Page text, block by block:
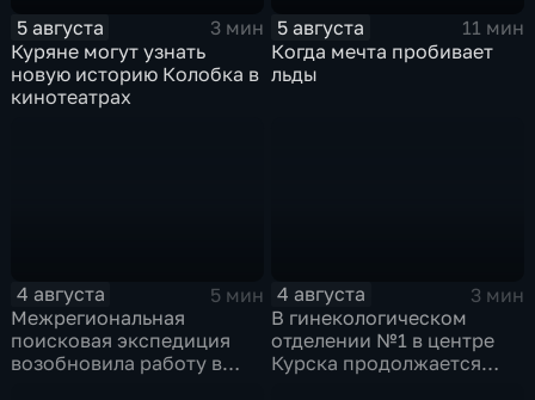
5 августа
3 мин
Куряне могут узнать
новую историю Колобка в
кинотеатрах
5 августа
11 мин
Когда мечта пробивает
льды
4 августа
5 мин
Межрегиональная
поисковая экспедиция
возобновила работу в
4 августа
3 мин
В гинекологическом
отделении №1 в центре
Курска продолжается